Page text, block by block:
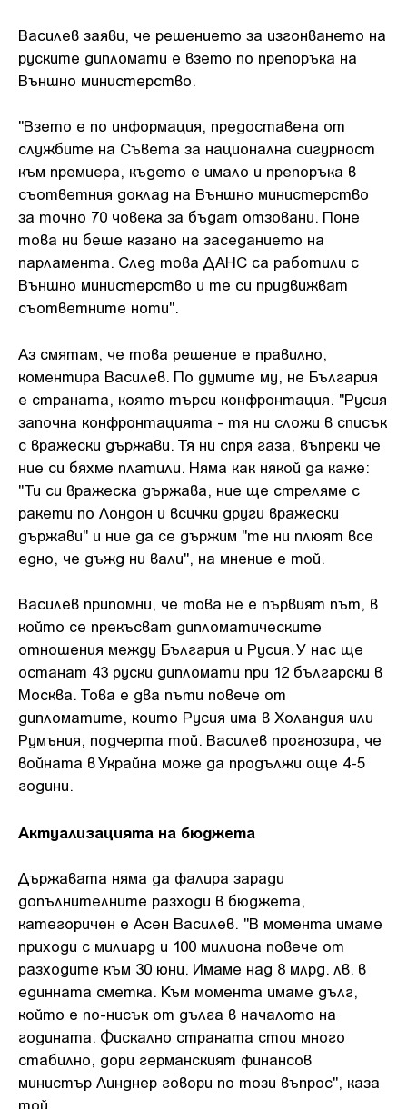
Василев заяви, че решението за изгонването на
руските дипломати е взето по препоръка на
Външно министерство.
"Взето е по информация, предоставена от
службите на Съвета за национална сигурност
към премиера, където е имало и препоръка в
съответния доклад на Външно министерство
за точно 70 човека за бъдат отзовани. Поне
това ни беше казано на заседанието на
парламента. След това ДАНС са работили с
Външно министерство и те си придвижват
съответните ноти".
Аз смятам, че това решение е правилно,
коментира Василев. По думите му, не България
е страната, която търси конфронтация. "Русия
започна конфронтацията - тя ни сложи в списък
с вражески държави. Тя ни спря газа, въпреки че
ние си бяхме платили. Няма как някой да каже:
"Ти си вражеска държава, ние ще стреляме с
ракети по Лондон и всички други вражески
държави" и ние да се държим "те ни плюят все
едно, че дъжд ни вали", на мнение е той.
Василев припомни, че това не е първият път, в
който се прекъсват дипломатическите
отношения между България и Русия. У нас ще
останат 43 руски дипломати при 12 български в
Москва. Това е два пъти повече от
дипломатите, които Русия има в Холандия или
Румъния, подчерта той. Василев прогнозира, че
войната в Украйна може да продължи още 4-5
години.
Актуализацията на бюджета
Държавата няма да фалира заради
допълнителните разходи в бюджета,
категоричен е Асен Василев. "В момента имаме
приходи с милиард и 100 милиона повече от
разходите към 30 юни. Имаме над 8 млрд. лв. в
единната сметка. Към момента имаме дълг,
който е по-нисък от дълга в началото на
годината. Фискално страната стои много
стабилно, дори германският финансов
министър Линднер говори по този въпрос", каза
той.